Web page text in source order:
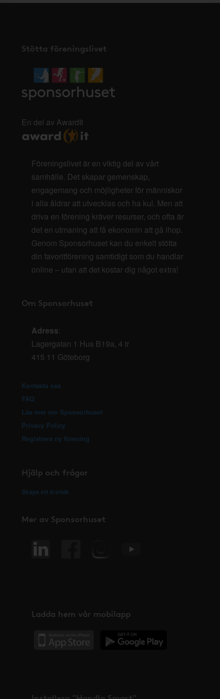
Stötta föreningslivet
En del av AwardIt
Föreningslivet är en viktig del av vårt
samhälle. Det skapar gemenskap,
engagemang och möjligheter för människor
i alla åldrar att utvecklas och ha kul. Men att
driva en förening kräver resurser, och ofta är
det en utmaning att få ekonomin att gå ihop.
Genom Sponsorhuset kan du enkelt stötta
din favoritförening samtidigt som du handlar
online – utan att det kostar dig något extra!
Om Sponsorhuset
Adress:
Lagergatan 1 Hus B19a, 4 tr
415 11 Göteborg
Kontakta oss
FAQ
Läs mer om Sponsorhuset
Privacy Policy
Registrera ny förening
Hjälp och frågor
Skapa ett ärende
Mer av Sponsorhuset
Ladda hem vår mobilapp